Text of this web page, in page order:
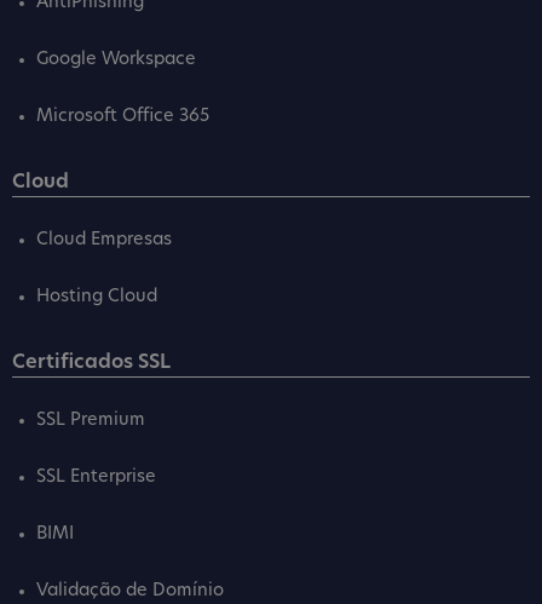
Google Workspace
Microsoft Office 365
Cloud
Cloud Empresas
Hosting Cloud
Certificados SSL
SSL Premium
SSL Enterprise
BIMI
Validação de Domínio